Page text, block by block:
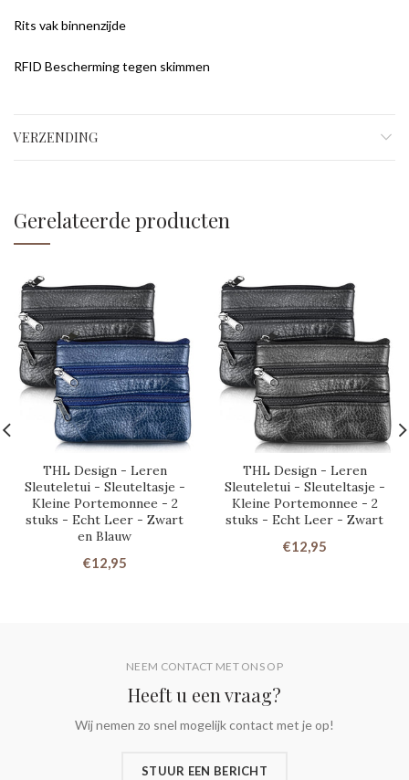
Rits vak binnenzijde
RFID Bescherming tegen skimmen
VERZENDING
Gerelateerde producten
THL Design - Leren
Sleuteletui - Sleuteltasje -
Kleine Portemonnee - 2
stuks - Echt Leer - Zwart
en Blauw
€12,95
THL Design - Leren
Sleuteletui - Sleuteltasje -
Kleine Portemonnee - 2
stuks - Echt Leer - Zwart
€12,95
NEEM CONTACT MET ONS OP
Heeft u een vraag?
Wij nemen zo snel mogelijk contact met je op!
STUUR EEN BERICHT